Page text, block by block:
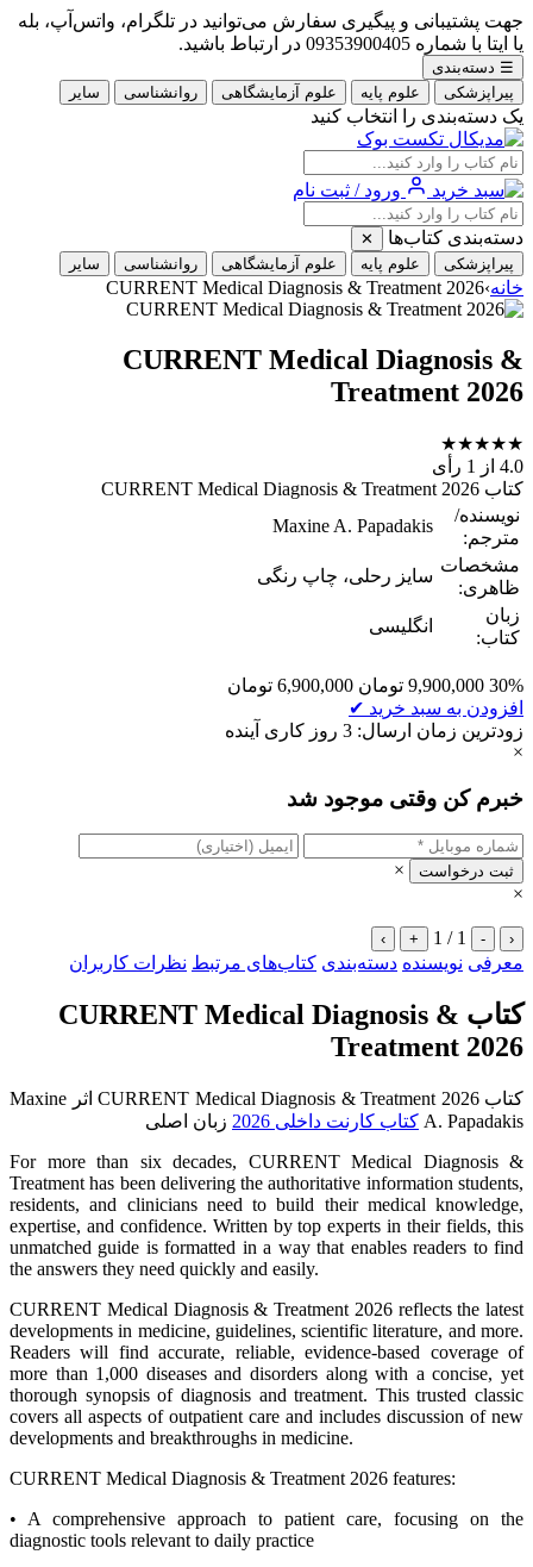
جهت پشتیبانی و پیگیری سفارش می‌توانید در تلگرام، واتس‌آپ، بله
یا ایتا با شماره 09353900405 در ارتباط باشید.
☰ دسته‌بندی
پیراپزشکی
علوم پایه علوم آزمایشگاهی روانشناسی سایر
یک دسته‌بندی را انتخاب کنید
ورود / ثبت نام
دسته‌بندی کتاب‌ها
✕
پیراپزشکی
علوم پایه علوم آزمایشگاهی روانشناسی سایر
خانه›
CURRENT Medical Diagnosis & Treatment 2026
CURRENT Medical Diagnosis &
Treatment 2026
★
★
★
★
★
4.0 از 1 رأی
کتاب CURRENT Medical Diagnosis & Treatment 2026
نویسنده/
مترجم:
Maxine A. Papadakis
مشخصات
ظاهری:
سایز رحلی، چاپ رنگی
زبان
کتاب:
انگلیسی
30%
9,900,000 تومان 6,900,000 تومان
افزودن به سبد خرید ✔
زودترین زمان ارسال: 3 روز کاری آینده
×
خبرم کن وقتی موجود شد
ثبت درخواست
×
×
‹
-
1 / 1
+
›
معرفی نویسنده دسته‌بندی کتاب‌های مرتبط نظرات کاربران
کتاب CURRENT Medical Diagnosis &
Treatment 2026
کتاب CURRENT Medical Diagnosis & Treatment 2026 اثر Maxine
A. Papadakis کتاب کارنت داخلی 2026
زبان اصلی
For more than six decades, CURRENT Medical Diagnosis &
Treatment has been delivering the authoritative information students,
residents, and clinicians need to build their medical knowledge,
expertise, and confidence. Written by top experts in their fields, this
unmatched guide is formatted in a way that enables readers to find
the answers they need quickly and easily.
CURRENT Medical Diagnosis & Treatment 2026 reflects the latest
developments in medicine, guidelines, scientific literature, and more.
Readers will find accurate, reliable, evidence-based coverage of
more than 1,000 diseases and disorders along with a concise, yet
thorough synopsis of diagnosis and treatment. This trusted classic
covers all aspects of outpatient care and includes discussion of new
developments and breakthroughs in medicine.
CURRENT Medical Diagnosis & Treatment 2026 features:
• A comprehensive approach to patient care, focusing on the
diagnostic tools relevant to daily practice